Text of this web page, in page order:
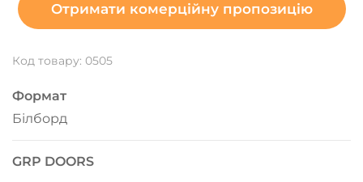
Отримати комерційну пропозицію
Код товару: 0505
Формат
Білборд
GRP DOORS